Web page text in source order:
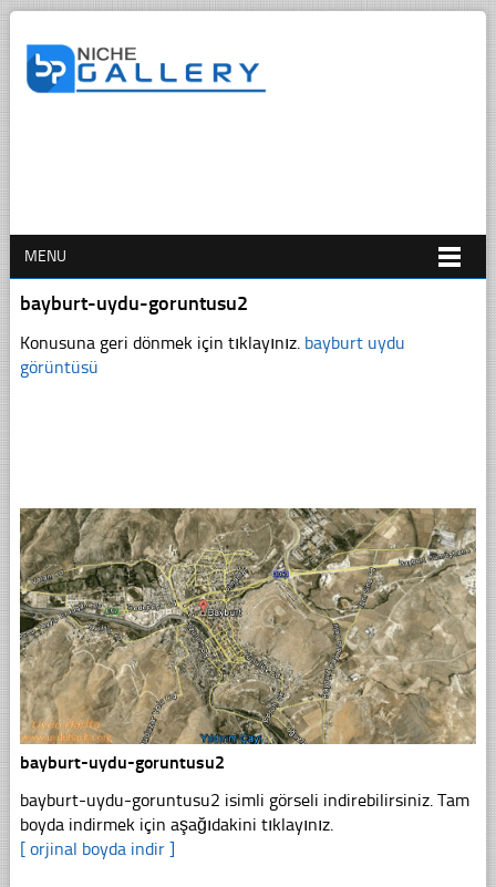
MENU
bayburt-uydu-goruntusu2
Konusuna geri dönmek için tıklayınız. bayburt uydu
görüntüsü
bayburt-uydu-goruntusu2
bayburt-uydu-goruntusu2 isimli görseli indirebilirsiniz. Tam
boyda indirmek için aşağıdakini tıklayınız.
[ orjinal boyda indir ]